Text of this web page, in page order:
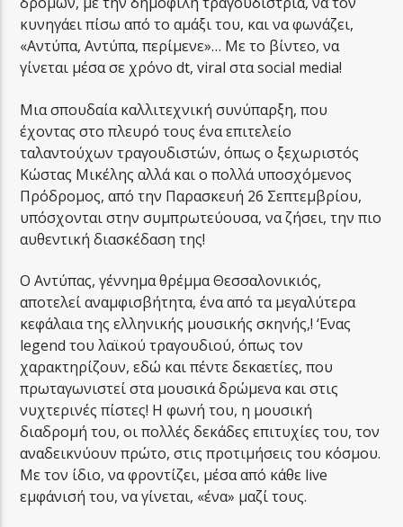
κυνηγάει πίσω από το αμάξι του, και να φωνάζει,
«Αντύπα, Αντύπα, περίμενε»… Με το βίντεο, να
γίνεται μέσα σε χρόνο dt, viral στα social media!
Μια σπουδαία καλλιτεχνική συνύπαρξη, που
έχοντας στο πλευρό τους ένα επιτελείο
ταλαντούχων τραγουδιστών, όπως ο ξεχωριστός
Κώστας Μικέλης αλλά και ο πολλά υποσχόμενος
Πρόδρομος, από την Παρασκευή 26 Σεπτεμβρίου,
υπόσχονται στην συμπρωτεύουσα, να ζήσει, την πιο
αυθεντική διασκέδαση της!
Ο Αντύπας, γέννημα θρέμμα Θεσσαλονικιός,
αποτελεί αναμφισβήτητα, ένα από τα μεγαλύτερα
κεφάλαια της ελληνικής μουσικής σκηνής,! ‘Ενας
legend του λαϊκού τραγουδιού, όπως τον
χαρακτηρίζουν, εδώ και πέντε δεκαετίες, που
πρωταγωνιστεί στα μουσικά δρώμενα και στις
νυχτερινές πίστες! Η φωνή του, η μουσική
διαδρομή του, οι πολλές δεκάδες επιτυχίες του, τον
αναδεικνύουν πρώτο, στις προτιμήσεις του κόσμου.
Με τον ίδιο, να φροντίζει, μέσα από κάθε live
εμφάνισή του, να γίνεται, «ένα» μαζί τους.